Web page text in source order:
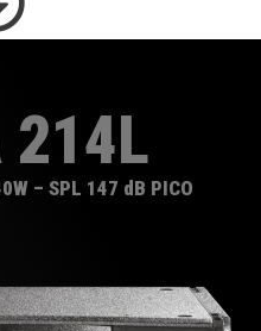
214L
– SPL 147 dB PICO